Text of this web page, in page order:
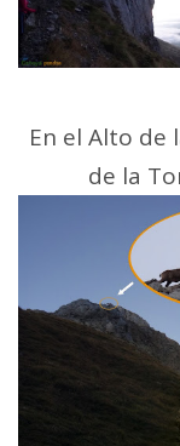
En el Alto de
de la